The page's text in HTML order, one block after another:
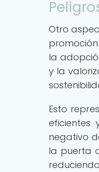
Otro
la
y la
Esto
eficientes
negativo
la puerta